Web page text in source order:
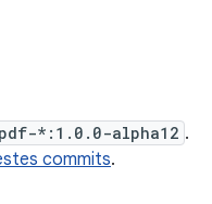
*:1.0.0-alpha12 .
commits.